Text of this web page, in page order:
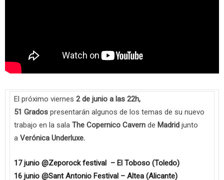
El próximo viernes 2 de junio a las 22h,
51 Grados presentarán algunos de los temas de su nuevo
trabajo en la sala The Copernico Cavern de Madrid junto
a Verónica Underluxe.
17 junio @Zeporock festival – El Toboso (Toledo)
16 junio @Sant Antonio Festival – Altea (Alicante)